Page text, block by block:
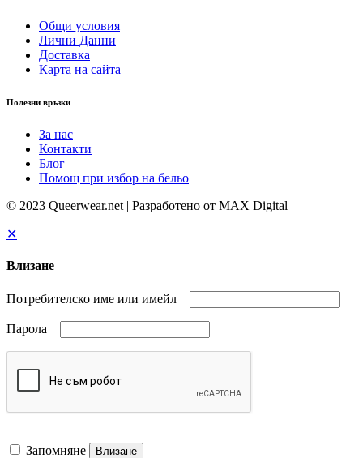
Общи условия
Лични Данни
Доставка
Карта на сайта
Полезни връзки
За нас
Контакти
Блог
Помощ при избор на бельо
© 2023 Queerwear.net | Разработено от MAX Digital
✕
Влизане
Потребителско име или имейл
Парола
Запомняне Влизане